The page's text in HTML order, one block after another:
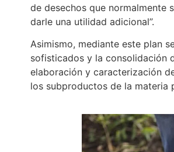
de desechos que normalmente
darle una utilidad adicional”.
Asimismo, mediante este plan
sofisticados y la consolidación
elaboración y caracterización
los subproductos de la materia